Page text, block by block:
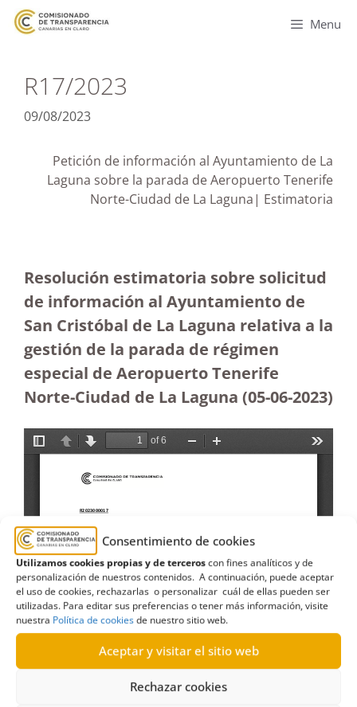
Consentimiento de cookies
Utilizamos cookies propias y de terceroscon fines analíticos y de
personalización de nuestros contenidos. A continuación, puede aceptar
el uso de cookies, rechazarlas o personalizar cuál de ellas pueden ser
utilizadas. Para editar sus preferencias o tener más información, visite
nuestra Política de cookiesde nuestro sitio web.
Aceptar y visitar el sitio web
Rechazar cookies
Menu
R17/2023
09/08/2023
Petición de información al Ayuntamiento de La
Laguna sobre la parada de Aeropuerto Tenerife
Norte-Ciudad de La Laguna| Estimatoria
Resolución estimatoria sobre solicitud
de información al Ayuntamiento de
San Cristóbal de La Laguna relativa a la
gestión de la parada de régimen
especial de Aeropuerto Tenerife
Norte-Ciudad de La Laguna (05-06-2023)